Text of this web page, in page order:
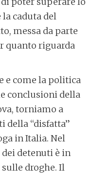
la caduta del
messa da parte
quanto riguarda
e come la politica
conclusioni della
torniamo a
della “disfatta”
in Italia. Nel
dei detenuti è in
sulle droghe. Il